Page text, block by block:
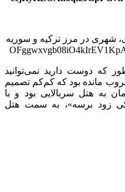
شهری در مرز ترکیه و سوریه
که دوست دارید نمی‌توانید
مانده بود که کم‌کم تصمیم
به هتل سربالایی بود و با
زود برسه»، به سمت هتل